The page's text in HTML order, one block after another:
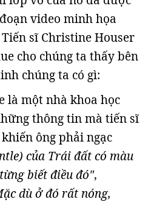
video minh họa
sĩ Christine Houser
cho chúng ta thấy bên
chúng ta có gì:
là một nhà khoa học
thông tin mà tiến sĩ
ông phải ngạc
của Trái đất có màu
biết điều đó",
dù ở đó rất nóng,